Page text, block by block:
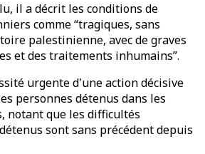
il a décrit les conditions de
comme “tragiques, sans
palestinienne, avec de graves
et des traitements inhumains”.
urgente d'une action décisive
personnes détenus dans les
notant que les difficultés
sont sans précédent depuis